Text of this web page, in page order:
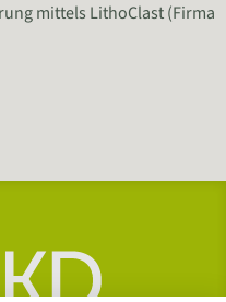
mittels LithoClast (Firma